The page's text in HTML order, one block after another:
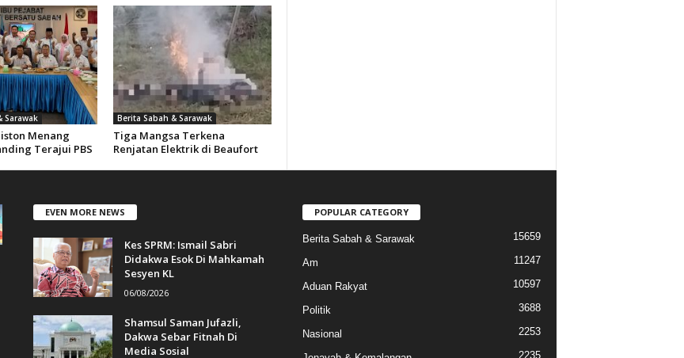
Sarawak
Menang
Terajui PBS
Berita Sabah & Sarawak
Tiga Mangsa Terkena
Renjatan Elektrik di Beaufort
EVEN MORE NEWS
Kes SPRM: Ismail Sabri
Didakwa Esok Di Mahkamah
Sesyen KL
06/08/2026
Shamsul Saman Jufazli,
Dakwa Sebar Fitnah Di
Media Sosial
POPULAR CATEGORY
Berita Sabah & Sarawak 15659
Am 11247
Aduan Rakyat 10597
Politik 3688
Nasional 2253
2235